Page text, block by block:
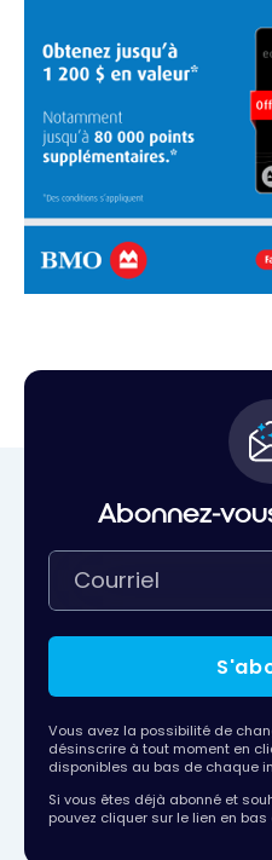
Abonnez-
Vous avez la possibilité de
désinscrire à tout moment en
disponibles au bas de chaque
Si vous êtes déjà abonné et
pouvez cliquer sur le lien en bas